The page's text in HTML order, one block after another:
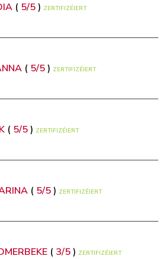
( 5/5) ZERTIFIZÉIERT
( 5/5) ZERTIFIZÉIERT
( 5/5) ZERTIFIZÉIERT
( 5/5) ZERTIFIZÉIERT
( 3/5) ZERTIFIZÉIERT